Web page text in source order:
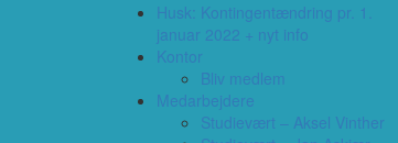
Husk: Kontingentændring pr. 1.
januar 2022 + nyt info
Kontor
Bliv medlem
Medarbejdere
Studievært – Aksel Vinther